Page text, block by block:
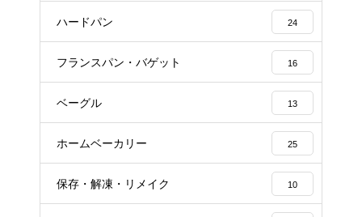
ハードパン 24
フランスパン・バゲット 16
ベーグル 13
ホームベーカリー 25
保存・解凍・リメイク 10